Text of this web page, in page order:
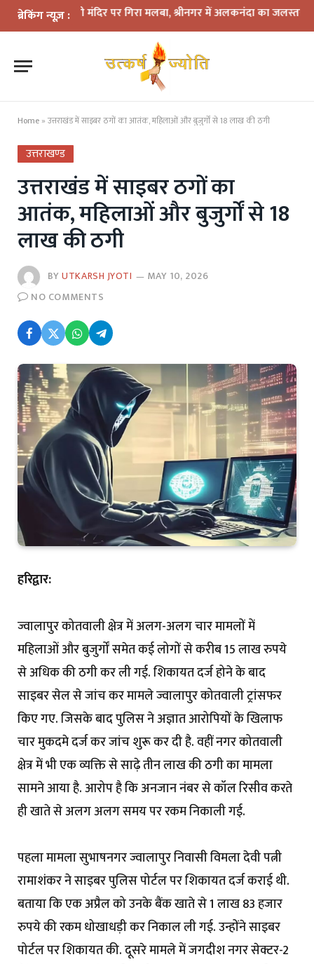
ब्रेकिंग न्यूज़ :
में काली मंदिर पर गिरा मलबा, श्रीनगर में अलकनंदा का जलस्तर खतरे से
Home » उत्तराखंड में साइबर ठगों का आतंक, महिलाओं और बुजुर्गों से 18 लाख की ठगी
उत्तराखण्ड
उत्तराखंड में साइबर ठगों का
आतंक, महिलाओं और बुजुर्गों से 18
लाख की ठगी
BYUTKARSH JYOTI
MAY 10, 2026
NO COMMENTS
हरिद्वार:
ज्वालापुर कोतवाली क्षेत्र में अलग-अलग चार मामलों में
महिलाओं और बुजुर्गों समेत कई लोगों से करीब 15 लाख रुपये
से अधिक की ठगी कर ली गई. शिकायत दर्ज होने के बाद
साइबर सेल से जांच कर मामले ज्वालापुर कोतवाली ट्रांसफर
किए गए. जिसके बाद पुलिस ने अज्ञात आरोपियों के खिलाफ
चार मुकदमे दर्ज कर जांच शुरू कर दी है. वहीं नगर कोतवाली
क्षेत्र में भी एक व्यक्ति से साढ़े तीन लाख की ठगी का मामला
सामने आया है. आरोप है कि अनजान नंबर से कॉल रिसीव करते
ही खाते से अलग अलग समय पर रकम निकाली गई.
पहला मामला सुभाषनगर ज्वालापुर निवासी विमला देवी पत्नी
रामाशंकर ने साइबर पुलिस पोर्टल पर शिकायत दर्ज कराई थी.
बताया कि एक अप्रैल को उनके बैंक खाते से 1 लाख 83 हजार
रुपये की रकम धोखाधड़ी कर निकाल ली गई. उन्होंने साइबर
पोर्टल पर शिकायत की. दूसरे मामले में जगदीश नगर सेक्टर-2